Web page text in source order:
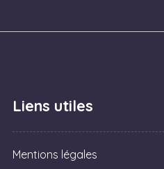
Liens utiles
Mentions légales